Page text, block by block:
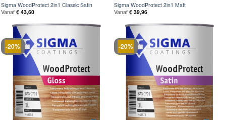
Sigma WoodProtect 2in1 Classic Satin
Vanaf € 43,60
Sigma WoodProtect 2in1 Matt
Vanaf € 39,96
-20% -20%